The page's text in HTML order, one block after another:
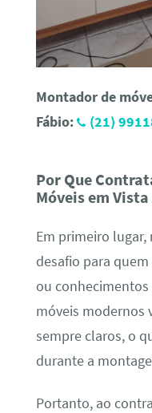
Montador de
Fábio:
(21)
Por Que
Móveis em Vista
Em primeiro
desafio para
ou
móveis modernos
sempre claros, o
durante a
Portanto, ao